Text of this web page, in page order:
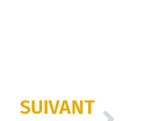
SUIVANT